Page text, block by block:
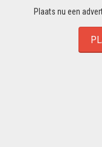
Plaats nu een